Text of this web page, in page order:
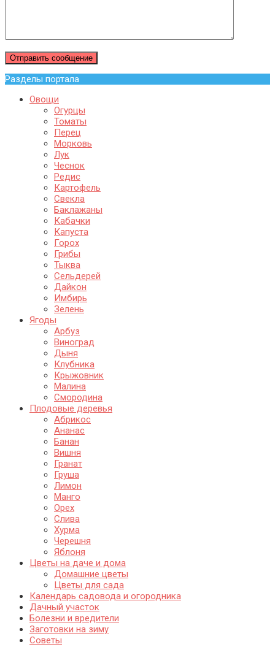
Разделы портала
Овощи
Огурцы
Томаты
Перец
Морковь
Лук
Чеснок
Редис
Картофель
Свекла
Баклажаны
Кабачки
Капуста
Горох
Грибы
Тыква
Сельдерей
Дайкон
Имбирь
Зелень
Ягоды
Арбуз
Виноград
Дыня
Клубника
Крыжовник
Малина
Смородина
Плодовые деревья
Абрикос
Ананас
Банан
Вишня
Гранат
Груша
Лимон
Манго
Орех
Слива
Хурма
Черешня
Яблоня
Цветы на даче и дома
Домашние цветы
Цветы для сада
Календарь садовода и огородника
Дачный участок
Болезни и вредители
Заготовки на зиму
Советы